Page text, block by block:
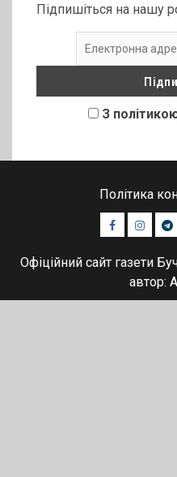
Підпишіться на нашу
З
Політика
Facebook
Офіційний сайт газети
автор: